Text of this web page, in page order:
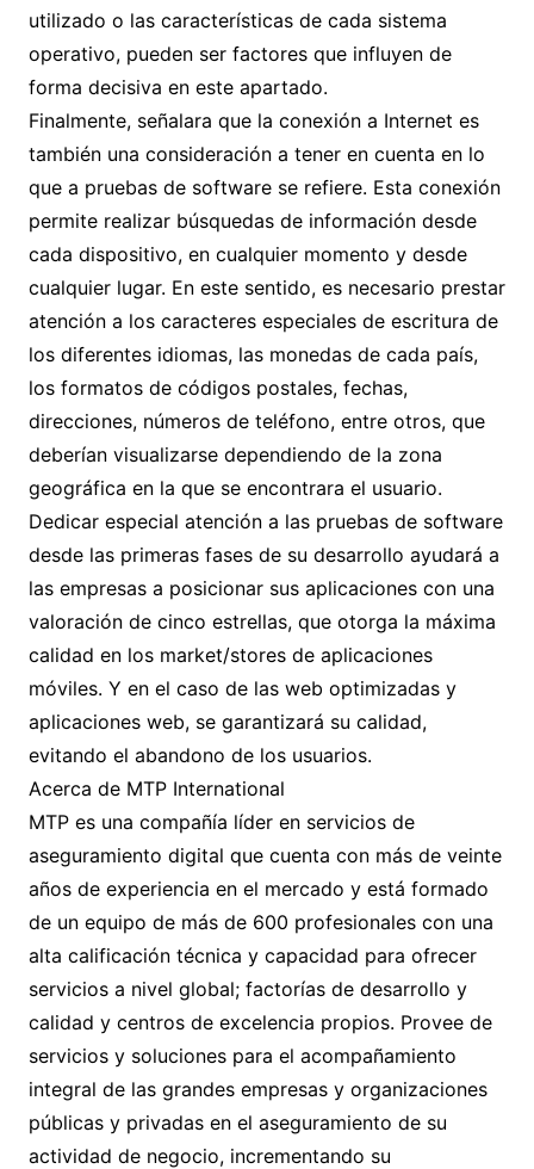
utilizado o las características de cada sistema
operativo, pueden ser factores que influyen de
forma decisiva en este apartado.
Finalmente, señalara que la conexión a Internet es
también una consideración a tener en cuenta en lo
que a pruebas de software se refiere. Esta conexión
permite realizar búsquedas de información desde
cada dispositivo, en cualquier momento y desde
cualquier lugar. En este sentido, es necesario prestar
atención a los caracteres especiales de escritura de
los diferentes idiomas, las monedas de cada país,
los formatos de códigos postales, fechas,
direcciones, números de teléfono, entre otros, que
deberían visualizarse dependiendo de la zona
geográfica en la que se encontrara el usuario.
Dedicar especial atención a las pruebas de software
desde las primeras fases de su desarrollo ayudará a
las empresas a posicionar sus aplicaciones con una
valoración de cinco estrellas, que otorga la máxima
calidad en los market/stores de aplicaciones
móviles. Y en el caso de las web optimizadas y
aplicaciones web, se garantizará su calidad,
evitando el abandono de los usuarios.
Acerca de MTP International
MTP es una compañía líder en servicios de
aseguramiento digital que cuenta con más de veinte
años de experiencia en el mercado y está formado
de un equipo de más de 600 profesionales con una
alta calificación técnica y capacidad para ofrecer
servicios a nivel global; factorías de desarrollo y
calidad y centros de excelencia propios. Provee de
servicios y soluciones para el acompañamiento
integral de las grandes empresas y organizaciones
públicas y privadas en el aseguramiento de su
actividad de negocio, incrementando su